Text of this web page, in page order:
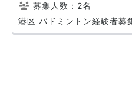
募集人数：2名
港区 バドミントン経験者募